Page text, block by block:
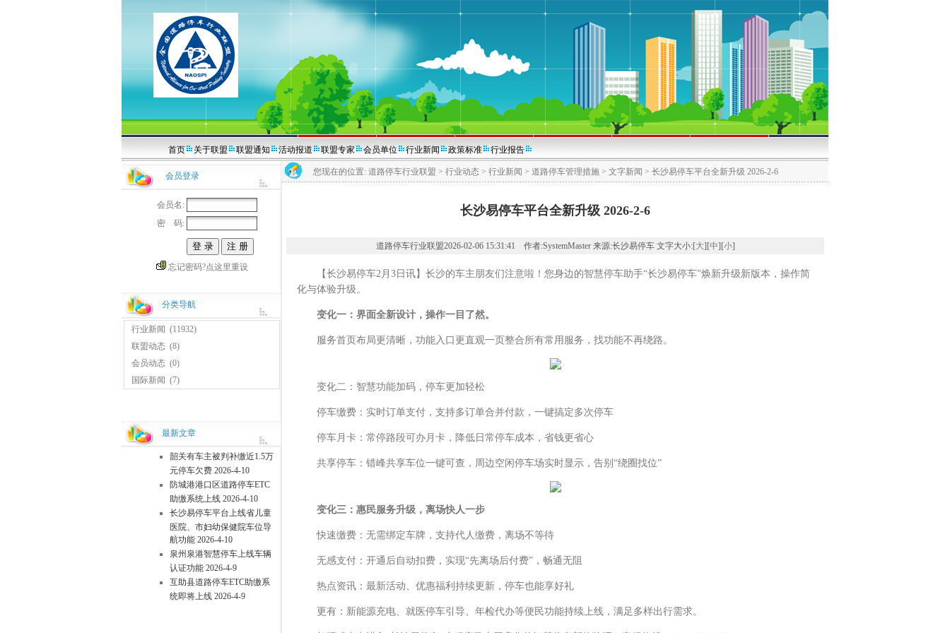
首页 关于联盟 联盟通知 活动报道 联盟专家 会员单位 行业新闻 政策标准 行业报告
会员登录
会员名:
密 码:
忘记密码?点这里重设
分类导航
行业新闻 (11932)
联盟动态 (8)
会员动态 (0)
国际新闻 (7)
最新文章
韶关有车主被判补缴近1.5万
元停车欠费 2026-4-10
防城港港口区道路停车ETC
助缴系统上线 2026-4-10
长沙易停车平台上线省儿童
医院、市妇幼保健院车位导
航功能 2026-4-10
泉州泉港智慧停车上线车辆
认证功能 2026-4-9
互助县道路停车ETC助缴系
统即将上线 2026-4-9
您现在的位置: 道路停车行业联盟 > 行业动态 > 行业新闻 > 道路停车管理措施 > 文字新闻 > 长沙易停车平台全新升级 2026-2-6
长沙易停车平台全新升级 2026-2-6
道路停车行业联盟2026-02-06 15:31:41 作者:SystemMaster 来源:长沙易停车 文字大小:[大][中][小]
【长沙易停车2月3日讯】长沙的车主朋友们注意啦！您身边的智慧停车助手“长沙易停车”焕新升级新版本，操作简
化与体验升级。
变化一：界面全新设计，操作一目了然。
服务首页布局更清晰，功能入口更直观一页整合所有常用服务，找功能不再绕路。
变化二：智慧功能加码，停车更加轻松
停车缴费：实时订单支付，支持多订单合并付款，一键搞定多次停车
停车月卡：常停路段可办月卡，降低日常停车成本，省钱更省心
共享停车：错峰共享车位一键可查，周边空闲停车场实时显示，告别“绕圈找位”
变化三：惠民服务升级，离场快人一步
快速缴费：无需绑定车牌，支持代人缴费，离场不等待
无感支付：开通后自动扣费，实现“先离场后付费”，畅通无阻
热点资讯：最新活动、优惠福利持续更新，停车也能享好礼
更有：新能源充电、就医停车引导、年检代办等便民功能持续上线，满足多样出行需求。